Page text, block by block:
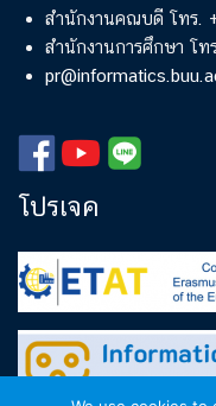
สำนักงานคณบดี โทร.
สำนักงานการศึกษา โท
โปรเจค